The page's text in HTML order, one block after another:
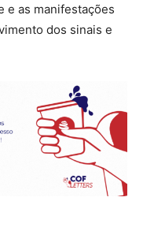
e as manifestações
dos sinais e